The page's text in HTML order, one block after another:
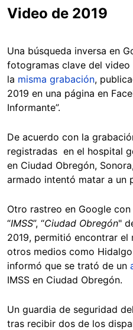
Video de 2019
Una búsqueda inversa en
fotogramas clave del
la misma grabación,
2019 en una página en
Informante”.
De acuerdo con la
registradas en el hospital
en Ciudad Obregón,
armado intentó matar a un
Otro rastreo en Google con
“IMSS”, “Ciudad Obregón"
2019, permitió encontrar
otros medios como
informó que se trató de un
IMSS en Ciudad Obregón.
Un guardia de seguridad
tras recibir dos de los